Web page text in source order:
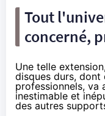
Tout
concerné,
Une telle
disques durs, dont
professionnels, va
inestimable et
des autres